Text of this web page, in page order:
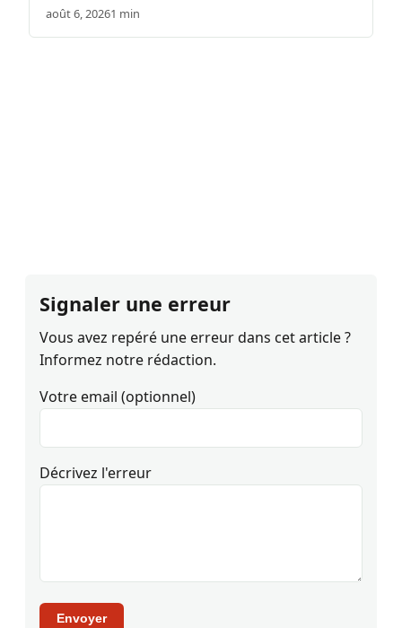
août 6, 20261 min
Signaler une erreur
Vous avez repéré une erreur dans cet article ?
Informez notre rédaction.
Votre email (optionnel)
Décrivez l'erreur
Envoyer